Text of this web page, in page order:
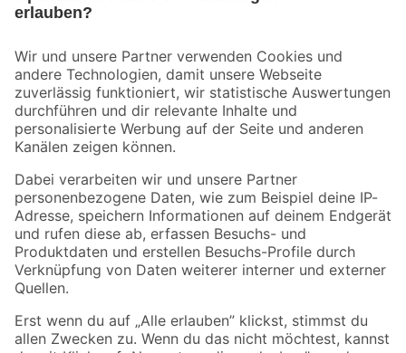
Der toom Newsletter: Keine Angebote und Aktionen mehr verpassen!
Zur Newsletter Anmeldung
Folge uns
Zahlungsarten Versandarten
Sicher einkaufen